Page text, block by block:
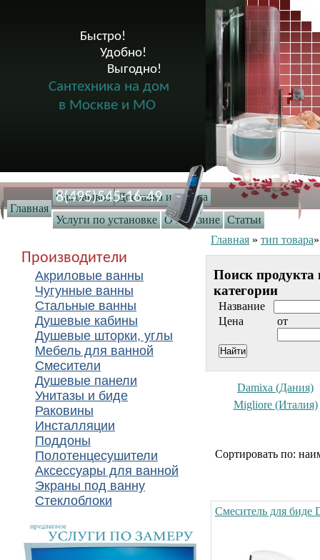
Главная
Самовывоз Доставка и оплата
Услуги по установке О магазине Статьи
Быстро!
              Удобно!
                      Выгодно!
Сантехника на дом
в Москве и МО
8(495)545-16-49
Производители
Акриловые ванны
Чугунные ванны
Стальные ванны
Душевые кабины
Душевые шторки, углы
Мебель для ванной
Смесители
Душевые панели
Унитазы и биде
Раковины
Инсталляции
Поддоны
Полотенцесушители
Аксессуары для ванной
Экраны под ванну
Стеклоблоки
Главная » тип товара
Поиск продукта
категории
Название
Цена
от
Damixa (Дания)
Migliore (Италия)
Сортировать по:
Смеситель для биде